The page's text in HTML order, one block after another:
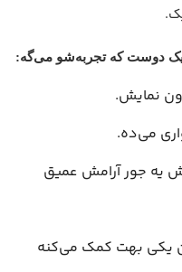
یک دوست که تجربه‌شو می‌گه:
نمایش.
می‌ده.
یه جور آرامش عمیق
یکی بهت کمک می‌کنه